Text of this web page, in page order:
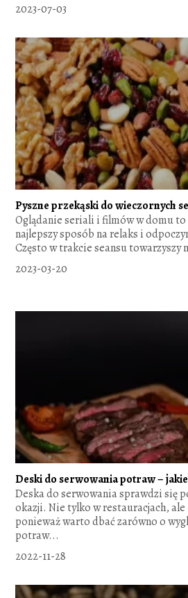
2023-07-03
Pyszne przekąski do wieczornych
Oglądanie seriali i filmów w domu
najlepszy sposób na relaks i
Często w trakcie seansu towarzyszy
2023-03-20
Deski do serwowania potraw –
Deska do serwowania sprawdzi się
okazji. Nie tylko w restauracjach, ale
ponieważ warto dbać zarówno o
potraw...
2022-11-28